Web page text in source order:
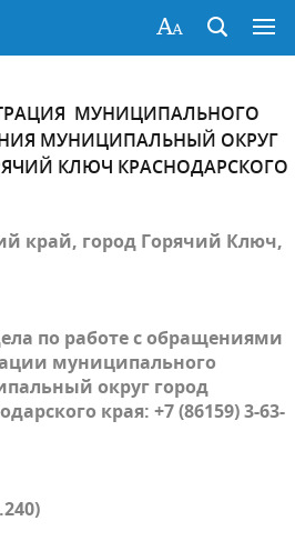
МУНИЦИПАЛЬНОГО
МУНИЦИПАЛЬНЫЙ ОКРУГ
КЛЮЧ КРАСНОДАРСКОГО
край, город Горячий Ключ,
по работе с обращениями
муниципального
округ город
края: +7 (86159) 3-63-